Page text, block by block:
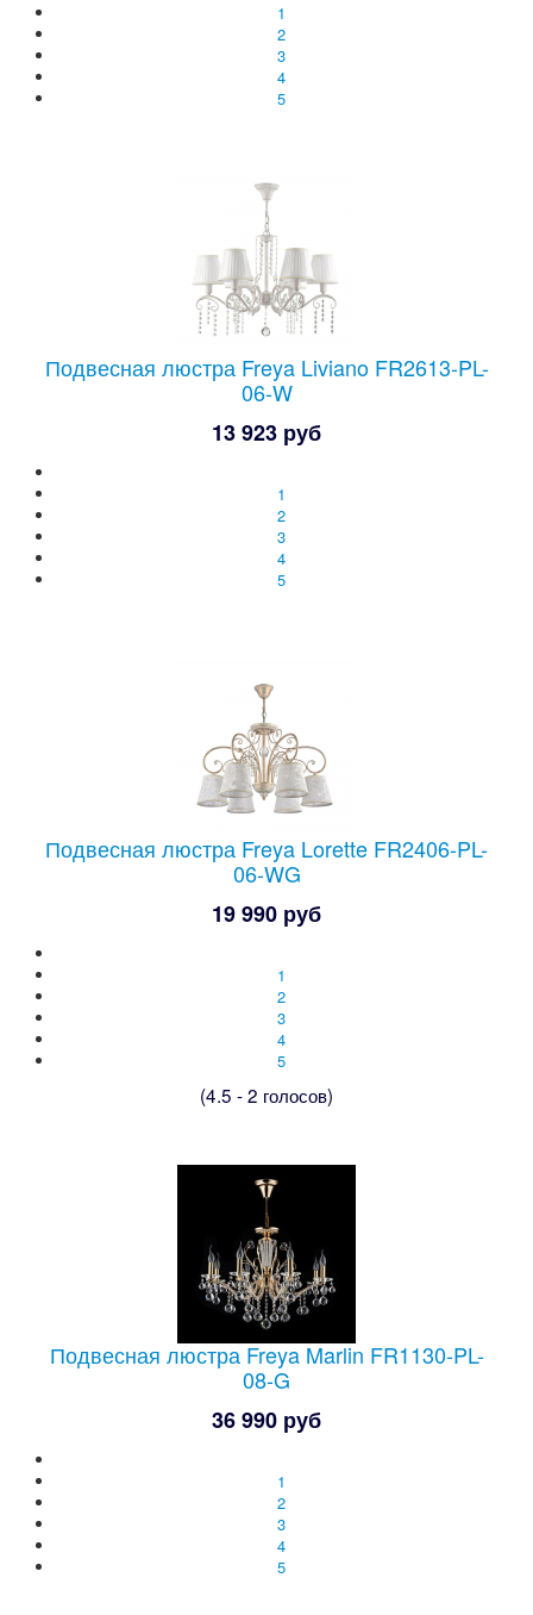
1
2
3
4
5
Подвесная люстра Freya Liviano FR2613-PL-
06-W
13 923 руб
1
2
3
4
5
Подвесная люстра Freya Lorette FR2406-PL-
06-WG
19 990 руб
1
2
3
4
5
(4.5 - 2 голосов)
Подвесная люстра Freya Marlin FR1130-PL-
08-G
36 990 руб
1
2
3
4
5